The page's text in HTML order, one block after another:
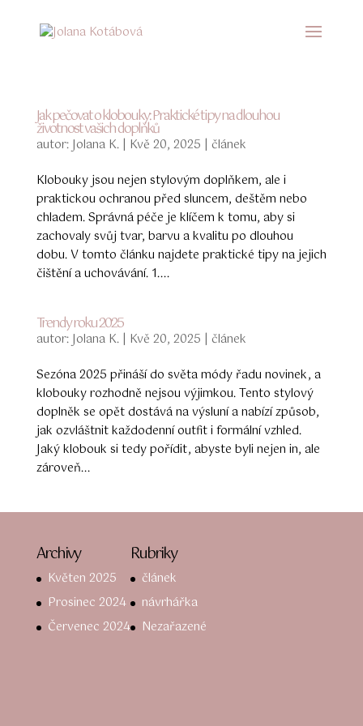
Jak pečovat o klobouky: Praktické tipy na dlouhou
životnost vašich doplňků
autor:Jolana K.| Kvě 20, 2025 | článek
Klobouky jsou nejen stylovým doplňkem, ale i
praktickou ochranou před sluncem, deštěm nebo
chladem. Správná péče je klíčem k tomu, aby si
zachovaly svůj tvar, barvu a kvalitu po dlouhou
dobu. V tomto článku najdete praktické tipy na jejich
čištění a uchovávání. 1....
Trendy roku 2025
autor:Jolana K.| Kvě 20, 2025 | článek
Sezóna 2025 přináší do světa módy řadu novinek, a
klobouky rozhodně nejsou výjimkou. Tento stylový
doplněk se opět dostává na výsluní a nabízí způsob,
jak ozvláštnit každodenní outfit i formální vzhled.
Jaký klobouk si tedy pořídit, abyste byli nejen in, ale
zároveň...
Archivy
Květen 2025
Prosinec 2024
Červenec 2024
Rubriky
článek
návrhářka
Nezařazené